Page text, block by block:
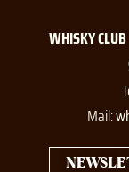
WHISKY CLUB
Mail: